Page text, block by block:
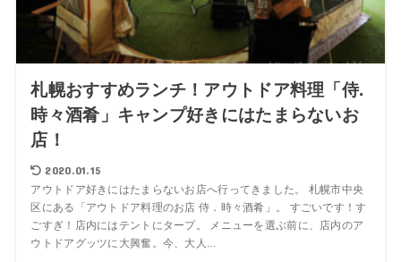
札幌おすすめランチ！アウトドア料理「侍.
時々酒肴」キャンプ好きにはたまらないお
店！
2020.01.15
アウトドア好きにはたまらないお店へ行ってきました。 札幌市中央
区にある「アウトドア料理のお店 侍．時々酒肴」。 すごいです！す
ごすぎ！店内にはテントにタープ。 メニューを選ぶ前に、店内のア
ウトドアグッツに大興奮。今、大人...